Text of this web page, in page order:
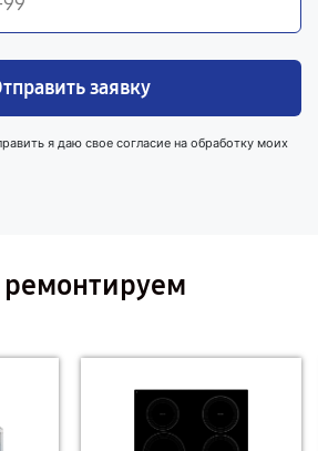
заявку
я даю свое согласие на обработку моих